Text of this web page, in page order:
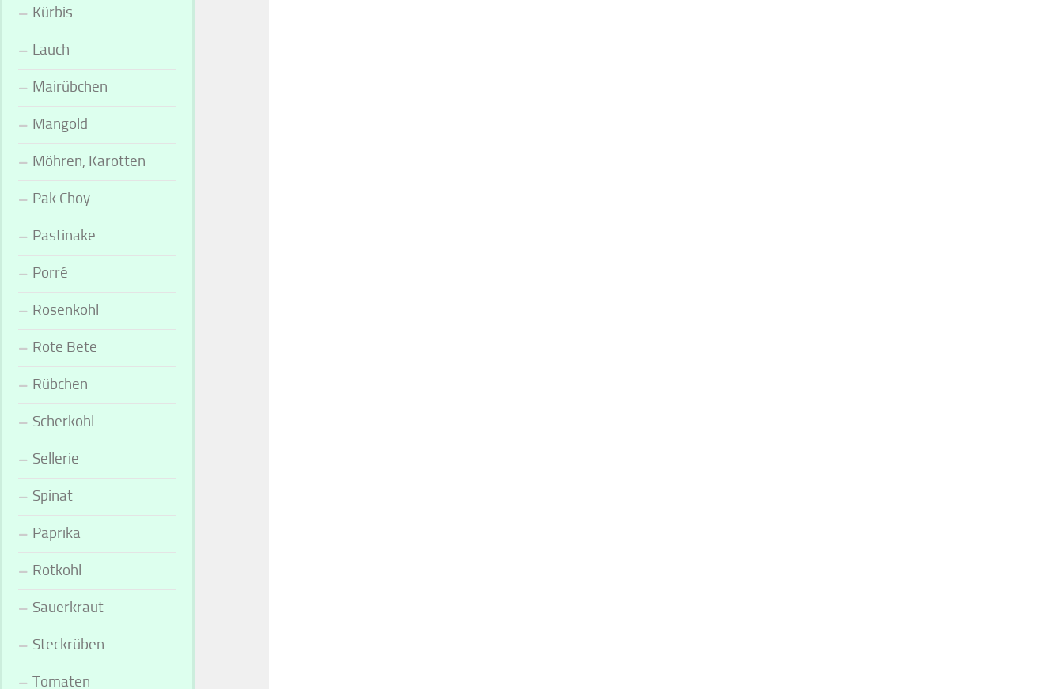
Kürbis
Lauch
Mairübchen
Mangold
Möhren, Karotten
Pak Choy
Pastinake
Porré
Rosenkohl
Rote Bete
Rübchen
Scherkohl
Sellerie
Spinat
Paprika
Rotkohl
Sauerkraut
Steckrüben
Tomaten